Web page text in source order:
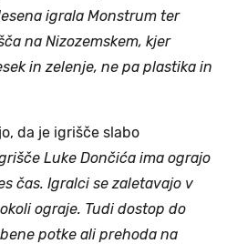
igrala Monstrum ter
na Nizozemskem, kjer
in zelenje, ne pa plastika in
da je igrišče slabo
Luke Dončića ima ograjo
čas. Igralci se zaletavajo v
ograje. Tudi dostop do
potke ali prehoda na